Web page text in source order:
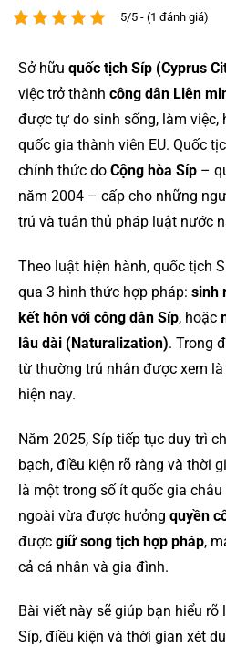
5/5 - (1 đánh giá)
Sở hữu quốc tịch Síp (Cyprus
việc trở thành công dân Liên
được tự do sinh sống, làm
quốc gia thành viên EU. Quốc
chính thức do Cộng hòa Síp –
năm 2004 – cấp cho những
trú và tuân thủ pháp luật nước
Theo luật hiện hành, quốc tịch
qua 3 hình thức hợp pháp: sinh
kết hôn với công dân Síp, hoặc
lâu dài (Naturalization). Trong
từ thường trú nhân được xem
hiện nay.
Năm 2025, Síp tiếp tục duy trì
bạch, điều kiện rõ ràng và thời
là một trong số ít quốc gia
ngoài vừa được hưởng quyền
được giữ song tịch hợp pháp,
cả cá nhân và gia đình.
Bài viết này sẽ giúp bạn hiểu
Síp, điều kiện và thời gian xét